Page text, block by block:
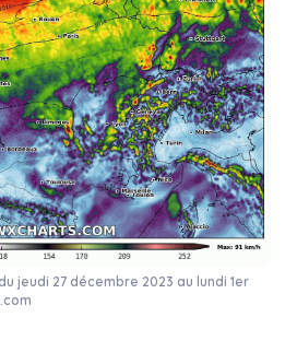
jeudi 27 décembre 2023 au lundi 1er